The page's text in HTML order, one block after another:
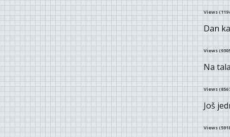
Views
Dan
Views
Na
Views
Još
Views